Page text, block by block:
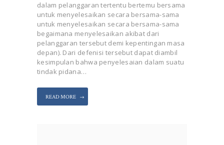
dalam pelanggaran tertentu bertemu bersama
untuk menyelesaikan secara bersama-sama
untuk menyelesaikan secara bersama-sama
begaimana menyelesaikan akibat dari
pelanggaran tersebut demi kepentingan masa
depan). Dari defenisi tersebut dapat diambil
kesimpulan bahwa penyelesaian dalam suatu
tindak pidana…
READ MORE